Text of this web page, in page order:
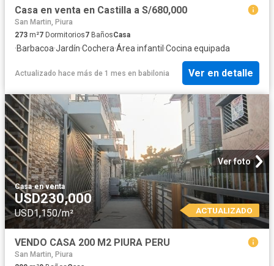
Casa en venta en Castilla a S/680,000
San Martin, Piura
273 m²7 Dormitorios7 BañosCasa
·Barbacoa·Jardín·Cochera·Área infantil ·Cocina equipada
Actualizado hace más de 1 mes en babilonia Ver en detalle
Ver foto
Casa·en venta
USD230,000
USD1,150/m² ACTUALIZADO
VENDO CASA 200 M2 PIURA PERU
San Martin, Piura